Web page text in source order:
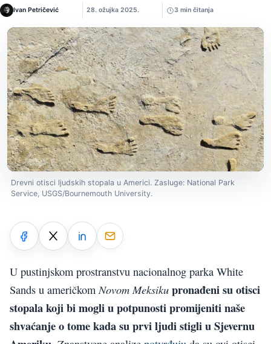
Ivan Petričević 28. ožujka 2025. 3 min čitanja
Drevni otisci ljudskih stopala u Americi. Zasluge: National Park
Service, USGS/Bournemouth University.
U pustinjskom prostranstvu nacionalnog parka White
Sands u američkomNovom Meksiku pronađeni su otisci
stopala koji bi mogli u potpunosti promijeniti naše
shvaćanje o tome kada su prvi ljudi stigli u Sjevernu